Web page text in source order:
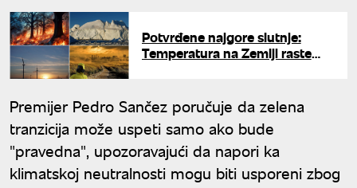
Potvrđene najgore slutnje:
Temperatura na Zemlji raste
Premijer Pedro Sančez poručuje da zelena
tranzicija može uspeti samo ako bude
"pravedna", upozoravajući da napori ka
klimatskoj neutralnosti mogu biti usporeni zbog